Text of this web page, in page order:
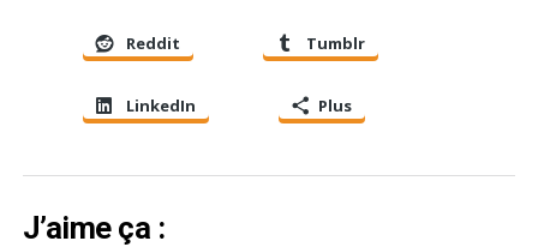
Reddit Tumblr
LinkedIn Plus
J’aime ça :